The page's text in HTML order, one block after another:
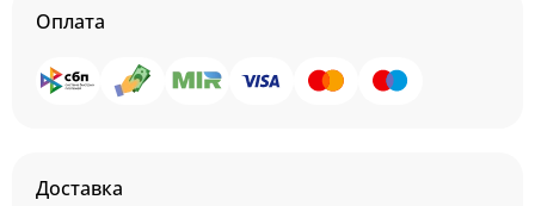
Оплата
Доставка